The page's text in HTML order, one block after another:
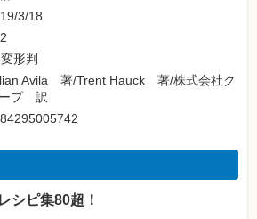
3/18
形判
Avila 著/Trent Hauck 著/株式会社ク
プ 訳
シピ集80超！